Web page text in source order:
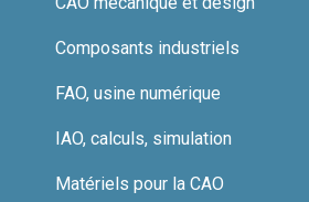
Composants industriels
FAO, usine numérique
IAO, calculs, simulation
Matériels pour la CAO